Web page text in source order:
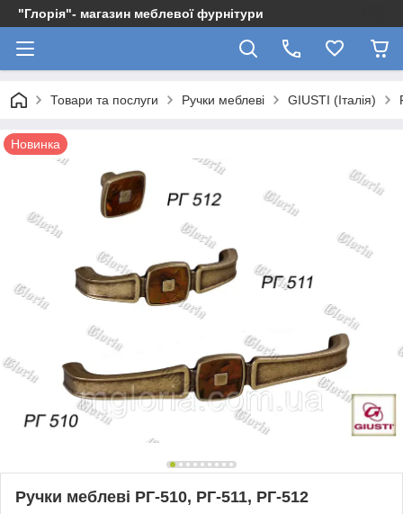
"Глорія"- магазин меблевої фурнітури
Товари та послуги Ручки меблеві GIUSTI (Італія)
Новинка
Ручки меблеві РГ-510, РГ-511, РГ-512